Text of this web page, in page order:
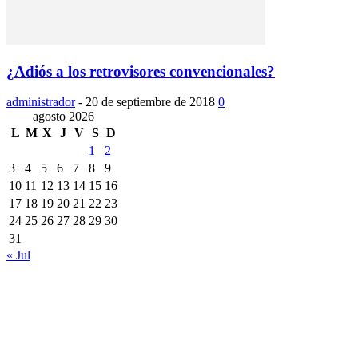
¿Adiós a los retrovisores convencionales?
administrador - 20 de septiembre de 2018 0
agosto 2026
L M X J V S D
1
2
3
4 5 6 7 8
9
10 11 12 13 14 15 16
17 18 19 20 21 22 23
24 25 26 27 28 29 30
31
« Jul